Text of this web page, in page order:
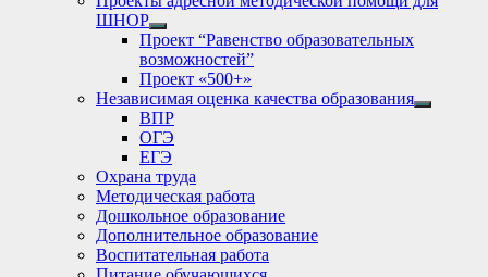
ШНОР
Show
sub
menu
Проект “Равенство образовательных
возможностей”
Проект «500+»
Независимая оценка качества образования
Show
ВПР
ОГЭ
ЕГЭ
Охрана труда
Методическая работа
Дошкольное образование
Дополнительное образование
Воспитательная работа